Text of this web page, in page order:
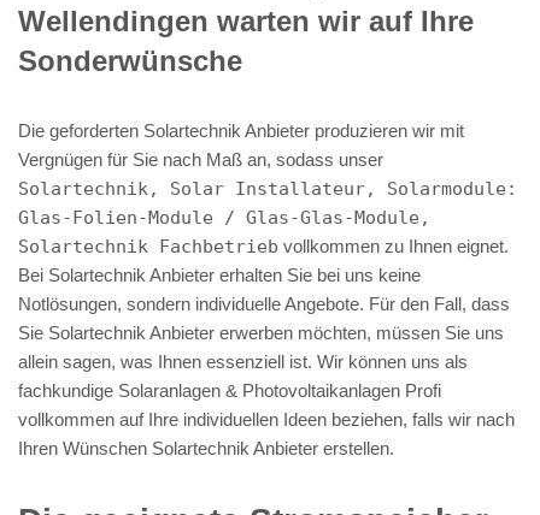
Wellendingen warten wir auf Ihre
Sonderwünsche
Die geforderten Solartechnik Anbieter produzieren wir mit
Vergnügen für Sie nach Maß an, sodass unser
Solartechnik, Solar Installateur, Solarmodule:
Glas-Folien-Module / Glas-Glas-Module,
Solartechnik Fachbetrieb vollkommen zu Ihnen eignet.
Bei Solartechnik Anbieter erhalten Sie bei uns keine
Notlösungen, sondern individuelle Angebote. Für den Fall, dass
Sie Solartechnik Anbieter erwerben möchten, müssen Sie uns
allein sagen, was Ihnen essenziell ist. Wir können uns als
fachkundige Solaranlagen & Photovoltaikanlagen Profi
vollkommen auf Ihre individuellen Ideen beziehen, falls wir nach
Ihren Wünschen Solartechnik Anbieter erstellen.